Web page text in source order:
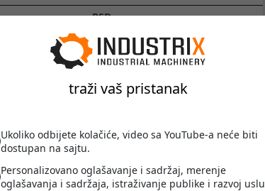
traži vaš pristanak
Ukoliko odbijete kolačiće, video sa YouTube-a neće biti
dostupan na sajtu.
Personalizovano oglašavanje i sadržaj, merenje
oglašavanja i sadržaja, istraživanje publike i razvoj
RSD
1000
bez PDV-a
Novo
Ostalo